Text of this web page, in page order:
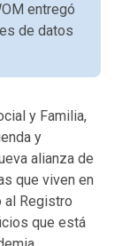
entregó
de datos
y Familia,
y
alianza de
que viven en
al Registro
que está